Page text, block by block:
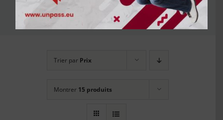
intérieur voiture
Trier par Prix
Montrer 15 produits